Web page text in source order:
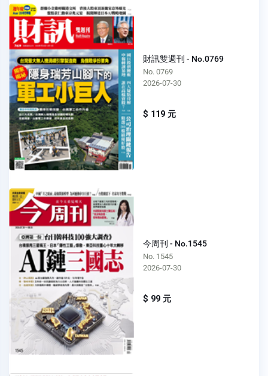
財訊雙週刊 - No.0769
No. 0769
2026-07-30
$ 119 元
今周刊 - No.1545
No. 1545
2026-07-30
$ 99 元